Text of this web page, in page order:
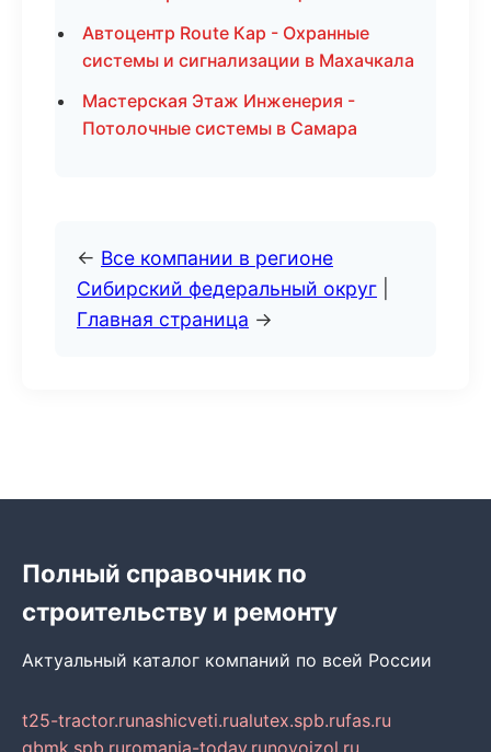
Автоцентр Route Кар - Охранные
системы и сигнализации в Махачкала
Мастерская Этаж Инженерия -
Потолочные системы в Самара
← Все компании в регионе
Сибирский федеральный округ
Главная страница →
Полный справочник по
строительству и ремонту
Актуальный каталог компаний по всей России
t25-tractor.runashicveti.rualutex.spb.rufas.ru
gbmk.spb.ruromania-today.runovoizol.ru